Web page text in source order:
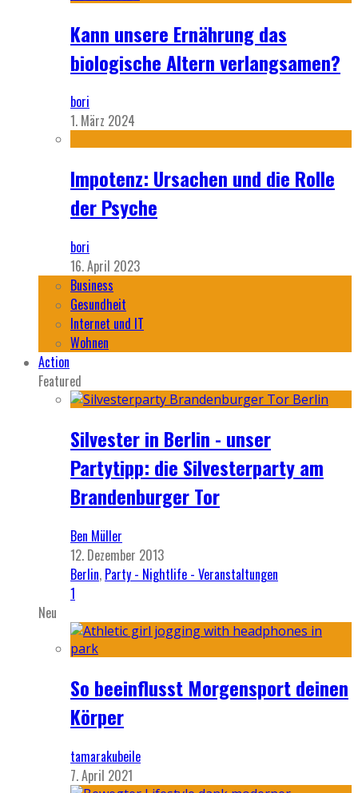
Kann unsere Ernährung das
biologische Altern verlangsamen?
bori
1. März 2024
Impotenz: Ursachen und die Rolle
der Psyche
bori
16. April 2023
Business
Gesundheit
Internet und IT
Wohnen
Action
Featured
Silvester in Berlin - unser
Partytipp: die Silvesterparty am
Brandenburger Tor
Ben Müller
12. Dezember 2013
Berlin, Party - Nightlife - Veranstaltungen
1
Neu
So beeinflusst Morgensport deinen
Körper
tamarakubeile
7. April 2021